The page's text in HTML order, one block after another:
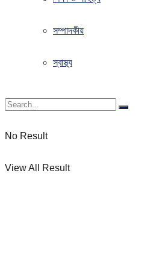
সম্পাদকীয়
স্বাস্থ্য
No Result
View All Result